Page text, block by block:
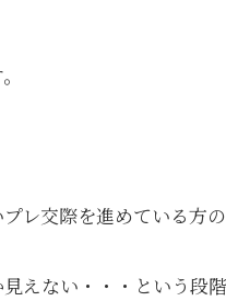
レ交際を進めている方
えない・・・という段